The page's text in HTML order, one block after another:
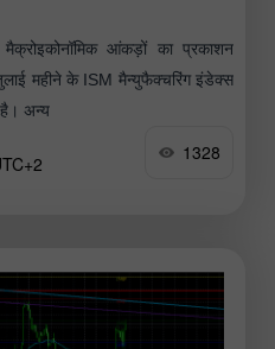
आंकड़ों का प्रकाशन
महीने के ISM मैन्युफैक्चरिंग इंडेक्स
है। अन्य
1328